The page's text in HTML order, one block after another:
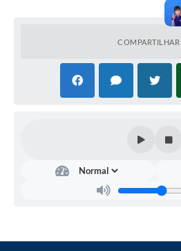
COMPARTILHAR